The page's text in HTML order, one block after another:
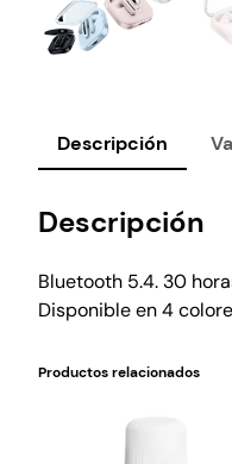
Descripción
Descripción
Bluetooth 5.4. 30
Disponible en 4
Productos relacionados